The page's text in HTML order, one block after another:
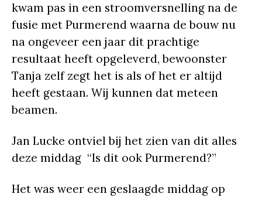
kwam pas in een stroomversnelling na de
fusie met Purmerend waarna de bouw nu
na ongeveer een jaar dit prachtige
resultaat heeft opgeleverd, bewoonster
Tanja zelf zegt het is als of het er altijd
heeft gestaan. Wij kunnen dat meteen
beamen.
Jan Lucke ontviel bij het zien van dit alles
deze middag “Is dit ook Purmerend?”
Het was weer een geslaagde middag op